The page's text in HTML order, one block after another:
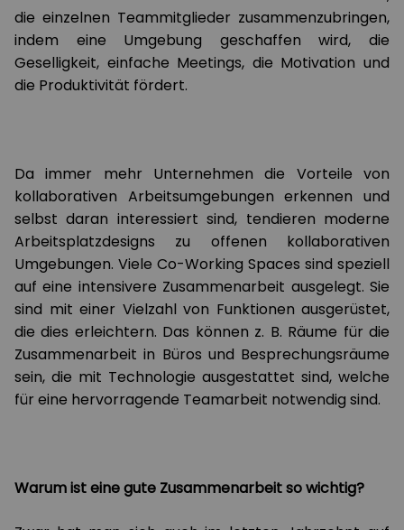
die einzelnen Teammitglieder zusammenzubringen,
indem eine Umgebung geschaffen wird, die
Geselligkeit, einfache Meetings, die Motivation und
die Produktivität fördert.
Da immer mehr Unternehmen die Vorteile von
kollaborativen Arbeitsumgebungen erkennen und
selbst daran interessiert sind, tendieren moderne
Arbeitsplatzdesigns zu offenen kollaborativen
Umgebungen. Viele Co-Working Spaces sind speziell
auf eine intensivere Zusammenarbeit ausgelegt. Sie
sind mit einer Vielzahl von Funktionen ausgerüstet,
die dies erleichtern. Das können z. B. Räume für die
Zusammenarbeit in Büros und Besprechungsräume
sein, die mit Technologie ausgestattet sind, welche
für eine hervorragende Teamarbeit notwendig sind.
Warum ist eine gute Zusammenarbeit so wichtig?